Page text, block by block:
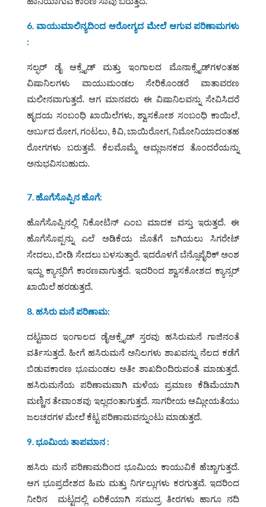
6. ವಾಯುಮಾಲಿನ್ಯದಿಂದ ಆರೋಗ್ಯದ ಮೇಲೆ ಆಗುವ ಪರಿಣಾಮಗಳು
:
ಸಲ್ಫರ್‌ ಡೈ ಆಕ್ಸೈಡ್‌ ಮತ್ತು ಇಂಗಾಲದ ಮೊನಾಕ್ಸೈಡ್‌ಗಳಂತಹ
ವಿಷಾನಿಲಗಳು ವಾಯುಮಂಡಲ ಸೇರಿಕೊಂಡರೆ ವಾತಾವರಣ
ಮಲೀನವಾಗುತ್ತದೆ. ಆಗ ಮಾನವರು ಈ ವಿಷಾನಿಲವನ್ನು ಸೇವಿಸಿದರೆ
ಹೃದಯ ಸಂಬಂಧಿ ಖಾಯಿಲೆಗಳು, ಶ್ವಾಸಕೋಶ ಸಂಬಂಧಿ ಕಾಯಿಲೆ,
ಅರ್ಬುದ ರೋಗ, ಗಂಟಲು, ಕಿವಿ, ಬಾಯಿರೋಗ, ನಿಮೋನಿಯಾದಂತಹ
ರೋಗಗಳು ಬರುತ್ತವೆ. ಕೆಲಮೊಮ್ಮೆ ಆಮ್ಲಜನಕದ ತೊಂದರೆಯನ್ನು
ಅನುಭವಿಸಬಹುದು.
7. ಹೊಗೆಸೊಪ್ಪಿನ ಹೊಗೆ:
ಹೊಗೆಸೊಪ್ಪಿನಲ್ಲಿ ನಿಕೋಟಿನ್‌ ಎಂಬ ಮಾದಕ ವಸ್ತು ಇರುತ್ತದೆ. ಈ
ಹೊಗೆಸೊಪ್ಪನ್ನು ಎಲೆ ಅಡಿಕೆಯ ಜೊತೆಗೆ ಜಗಿಯಲು ಸಿಗರೇಟ್‌
ಸೇದಲು, ಬೀಡಿ ಸೇದಲು ಬಳಸುತ್ತಾರೆ. ಇದರೊಳಗೆ ಬೆನ್ಸೊಪೈರಿಕ್‌ ಅಂಶ
ಇದ್ದು ಕ್ಯಾನ್ಸರಿಗೆ ಕಾರಣವಾಗುತ್ತದೆ. ಇದರಿಂದ ಶ್ವಾಸಕೋಶದ ಕ್ಯಾನ್ಸರ್‌
ಖಾಯಿಲೆ ಹರಡುತ್ತದೆ.
8. ಹಸಿರು ಮನೆ ಪರಿಣಾಮ:
ದಟ್ಟವಾದ ಇಂಗಾಲದ ಡೈಆಕ್ಸೈಡ್‌ ಸ್ತರವು ಹಸಿರುಮನೆ ಗಾಜಿನಂತೆ
ವರ್ತಿಸುತ್ತದೆ. ಹೀಗೆ ಹಸಿರುಮನೆ ಅನಿಲಗಳು ಶಾಖವನ್ನು ನೆಲದ ಕಡೆಗೆ
ಬಿಡುವಕಾರಣ ಭೂಮಂಡಲ ಅತೀ ಶಾಖದಿಂದಿರುವಂತೆ ಮಾಡುತ್ತದೆ.
ಹಸಿರುಮನೆಯ ಪರಿಣಾಮವಾಗಿ ಮಳೆಯ ಪ್ರಮಾಣ ಕೆಡಿಮೆಯಾಗಿ
ಮಣ್ಣಿನ ತೇವಾಂಶವು ಇಲ್ಲದಂತಾಗುತ್ತದೆ. ಸಾಗರೀಯ ಆಮ್ಲೀಯತೆಯು
ಜಲಚರಗಳ ಮೇಲೆ ಕೆಟ್ಟ ಪರಿಣಾಮವನ್ನುಂಟು ಮಾಡುತ್ತದೆ.
9. ಭೂಮಿಯ ತಾಪಮಾನ :
ಹಸಿರು ಮನೆ ಪರಿಣಾಮದಿಂದ ಭೂಮಿಯ ಕಾಯುವಿಕೆ ಹೆಚ್ಚಾಗುತ್ತದೆ.
ಆಗ ಭೂಪ್ರದೇಶದ ಹಿಮ ಮತ್ತು ನಿರ್ಗಲ್ಲುಗಳು ಕರಗುತ್ತವೆ. ಇದರಿಂದ
ನೀರಿನ ಮಟ್ಟದಲ್ಲಿ ಏರಿಕೆಯಾಗಿ ಸಮುದ್ರ ತೀರಗಳು ಹಾಗೂ ನದಿ